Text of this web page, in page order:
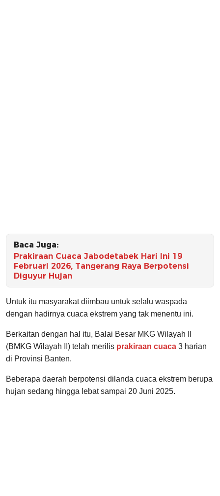
Baca Juga:
Prakiraan Cuaca Jabodetabek Hari Ini 19
Februari 2026, Tangerang Raya Berpotensi
Diguyur Hujan
Untuk itu masyarakat diimbau untuk selalu waspada
dengan hadirnya cuaca ekstrem yang tak menentu ini.
Berkaitan dengan hal itu, Balai Besar MKG Wilayah II
(BMKG Wilayah II) telah merilis prakiraan cuaca 3 harian
di Provinsi Banten.
Beberapa daerah berpotensi dilanda cuaca ekstrem berupa
hujan sedang hingga lebat sampai 20 Juni 2025.